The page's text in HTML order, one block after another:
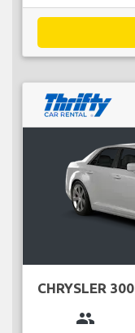
CHRYSLER 300
group